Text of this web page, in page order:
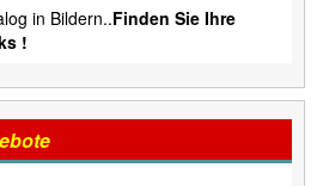
in Bildern..Finden Sie Ihre
!